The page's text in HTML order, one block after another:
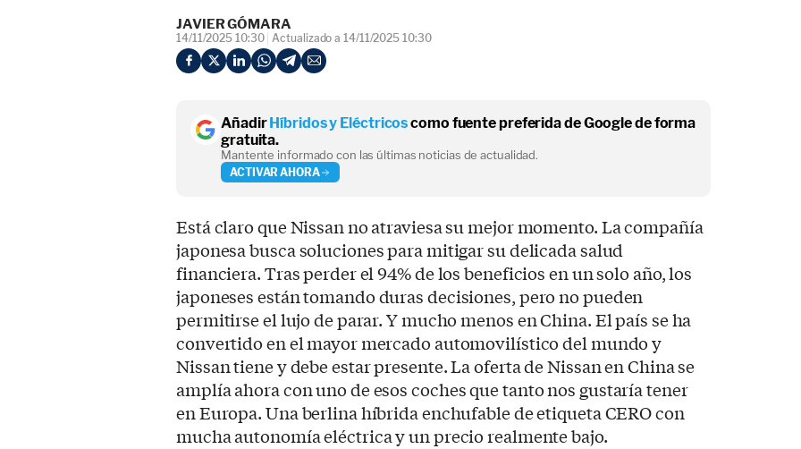
JAVIER GÓMARA
14/11/2025 10:30 Actualizado a 14/11/2025 10:30
Añadir Híbridos y Eléctricoscomo fuente preferida de Google de forma
gratuita.
Mantente informado con las últimas noticias de actualidad.
ACTIVAR AHORA
Está claro que Nissan no atraviesa su mejor momento. La compañía
japonesa busca soluciones para mitigar su delicada salud
financiera. Tras perder el 94% de los beneficios en un solo año, los
japoneses están tomando duras decisiones, pero no pueden
permitirse el lujo de parar. Y mucho menos en China. El país se ha
convertido en el mayor mercado automovilístico del mundo y
Nissan tiene y debe estar presente. La oferta de Nissan en China se
amplía ahora con uno de esos coches que tanto nos gustaría tener
en Europa. Una berlina híbrida enchufable de etiqueta CERO con
mucha autonomía eléctrica y un precio realmente bajo.